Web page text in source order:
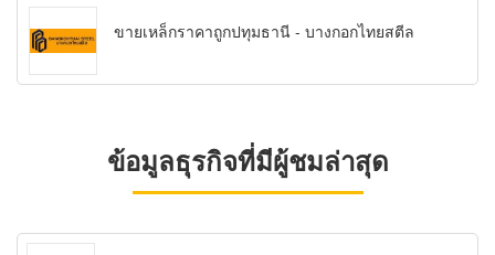
ขายเหล็กราคาถูกปทุมธานี - บางกอกไทยสตีล
ข้อมูลธุรกิจที่มีผู้ชมล่าสุด